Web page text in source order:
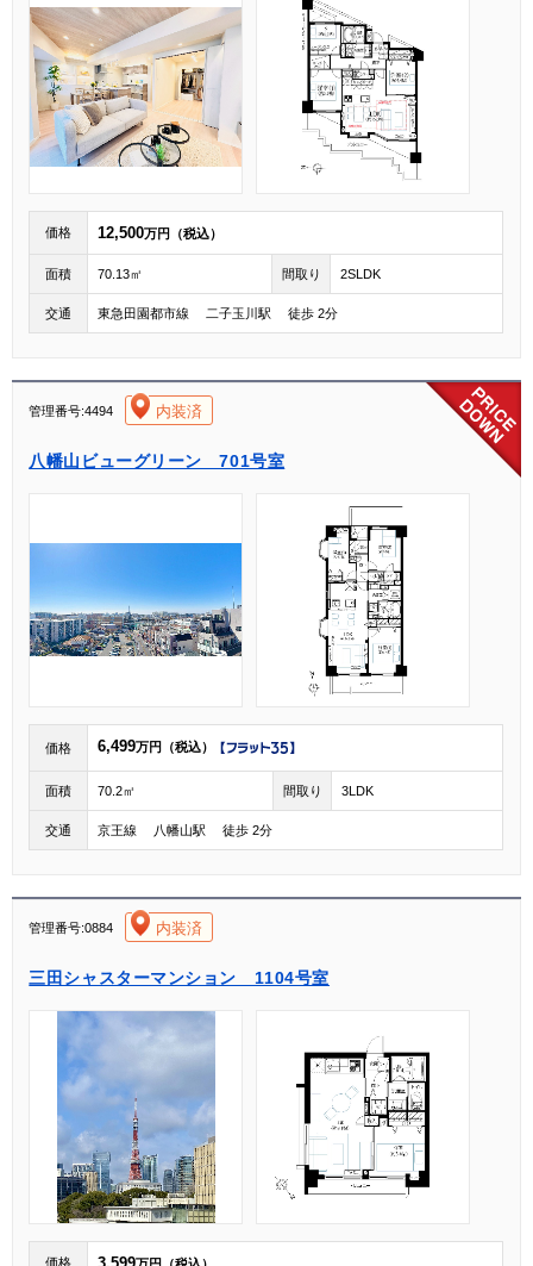
価格 12,500万円（税込）
面積 70.13㎡ 間取り 2SLDK
交通 東急田園都市線 二子玉川駅 徒歩 2分
管理番号:4494 内装済
八幡山ビューグリーン 701号室
価格 6,499万円（税込）
面積 70.2㎡ 間取り 3LDK
交通 京王線 八幡山駅 徒歩 2分
[004]
管理番号:0884 内装済
三田シャスターマンション 1104号室
価格
[004]